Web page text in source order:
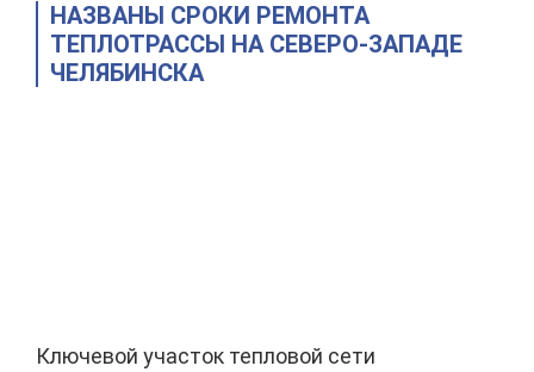
НАЗВАНЫ СРОКИ РЕМОНТА
ТЕПЛОТРАССЫ НА СЕВЕРО-ЗАПАДЕ
ЧЕЛЯБИНСКА
Ключевой участок тепловой сети